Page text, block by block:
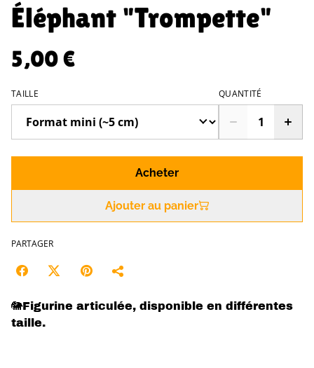
Éléphant "Trompette"
5,00 €
TAILLE QUANTITÉ
Acheter
Ajouter au panier
PARTAGER
🐘Figurine articulée, disponible en différentes
taille.